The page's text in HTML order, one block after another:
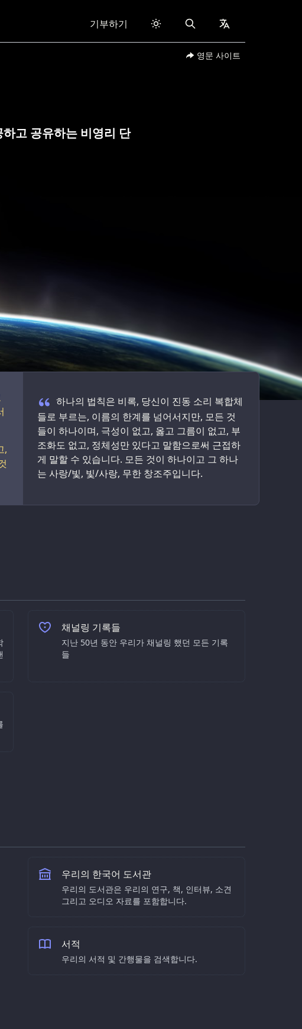
기부하기 Search collapsed
영문 사이트
고 공유하는 비영리 단
,
Welcoming Quote
하나의 법칙은 비록, 당신이 진동 소리 복합체
들로 부르는, 이름의 한계를 넘어서지만, 모든 것
들이 하나이며, 극성이 없고, 옳고 그름이 없고, 부
조화도 없고, 정체성만 있다고 말함으로써 근접하
게 말할 수 있습니다. 모든 것이 하나이고 그 하나
는 사랑/빛, 빛/사랑, 무한 창조주입니다.
채널링 기록들
지난 50년 동안 우리가 채널링 했던 모든 기록
들
우리의 한국어 도서관
우리의 도서관은 우리의 연구, 책, 인터뷰, 소견
그리고 오디오 자료를 포함합니다.
서적
우리의 서적 및 간행물을 검색합니다.